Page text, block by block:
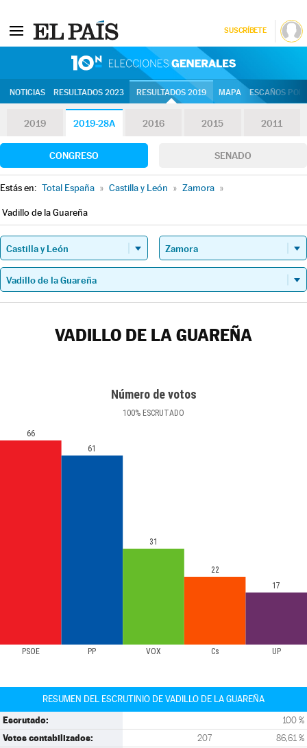
SUSCRÍBETE
NOTICIAS RESULTADOS 2023 RESULTADOS 2019 MAPA ESCAÑOS
2019 2019-28A 2016 2015 2011
CONGRESO SENADO
Estás en: Total España » Castilla y León » Zamora »
Vadillo de la Guareña
VADILLO DE LA GUAREÑA
Número de votos
100% ESCRUTADO
PSOE PP VOX Cs UP
66
61
31
22
17
RESUMEN DEL ESCRUTINIO DE VADILLO DE LA GUAREÑA
Escrutado: 100 %
Votos contabilizados: 207 86,61 %